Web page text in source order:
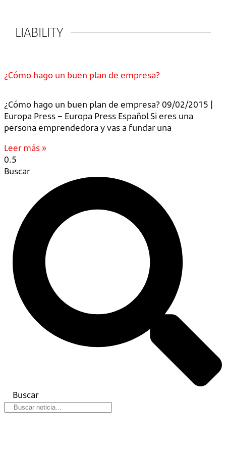
LIABILITY
¿Cómo hago un buen plan de empresa?
¿Cómo hago un buen plan de empresa? 09/02/2015 |
Europa Press – Europa Press Español Si eres una
persona emprendedora y vas a fundar una
Leer más »
Buscar
Buscar